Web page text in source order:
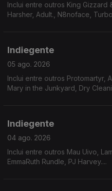
Inclui entre outros King Gizzard
Harsher, Adult., N8noface,
Indiegente
05 ago. 2026
Inclui entre outros Protomartyr,
Mary in the Junkyard, Dry
Indiegente
04 ago. 2026
Inclui entre outros Mau Uivo,
EmmaRuth Rundle, PJ Harvey....